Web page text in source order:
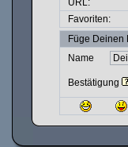
URL:
Favoriten:
Füge Deinen
Name
Bestätigung